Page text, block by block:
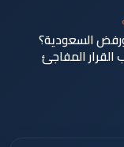
ورفض السعودية؟
المفاجئ